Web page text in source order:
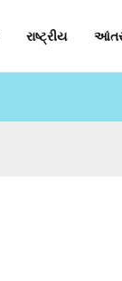
રાષ્ટ્રીય